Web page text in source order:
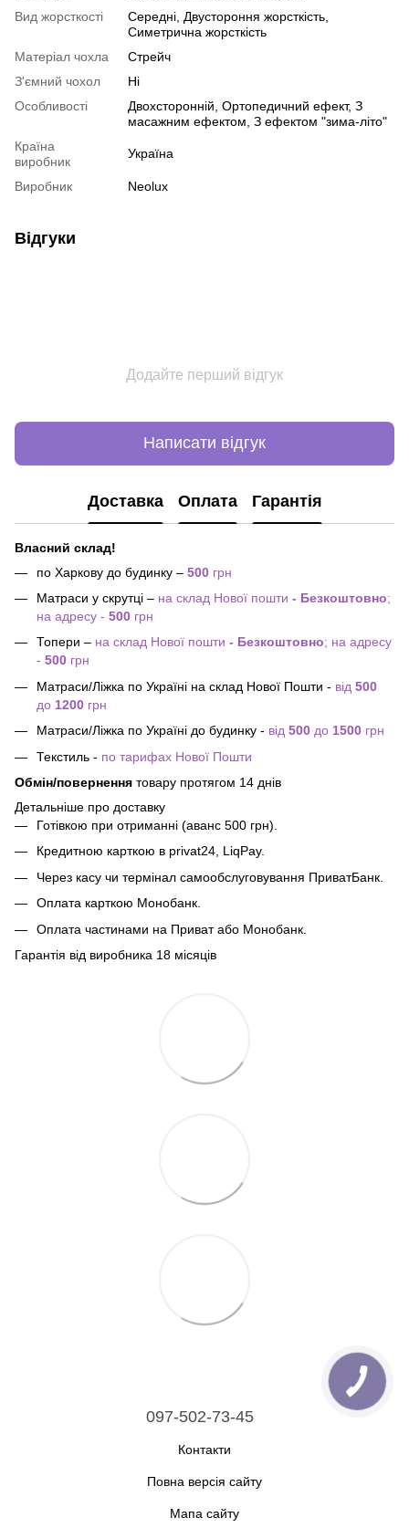
Вид жорсткості
Середні Двустороння жорсткість
Симетрична жорсткість
Матеріал чохла
Стрейч
З'ємний чохол
Ні
Особливості
Двохсторонній Ортопедичний ефект, З
масажним ефектом З ефектом "зима-літо"
Країна
виробник
Україна
Виробник Neolux
Відгуки
Додайте перший відгук
Написати відгук
Доставка Оплата Гарантія
Власний склад!
по Харкову до будинку – 500 грн
Матраси у скрутці – на склад Нової пошти - Безкоштовно;
на адресу - 500 грн
Топери – на склад Нової пошти - Безкоштовно; на адресу
- 500 грн
Матраси/Ліжка по Україні на склад Нової Пошти - від 500
до 1200 грн
Матраси/Ліжка по Україні до будинку - від 500 до 1500 грн
Текстиль - по тарифах Нової Пошти
Обмін/повернення товару протягом 14 днів
Детальніше про доставку
Готівкою при отриманні (аванс 500 грн).
Кредитною карткою в privat24, LiqPay.
Через касу чи термінал самообслуговування ПриватБанк.
Оплата карткою Монобанк.
Оплата частинами на Приват або Монобанк.
Гарантія від виробника 18 місяців
097-502-73-45
Контакти
Повна версія сайту
Мапа сайту